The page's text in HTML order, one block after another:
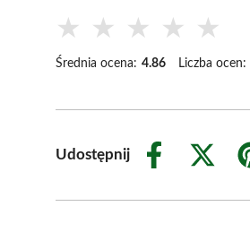
★ ★ ★ ★ ★
Średnia ocena: 4.86 Liczba ocen:
Udostępnij
Share
Share